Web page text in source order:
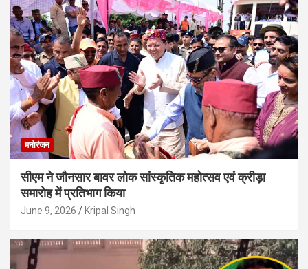
मनोरंजन
सीएम ने जौनसार बावर लोक सांस्कृतिक महोत्सव एवं क्रीड़ा
समारोह में प्रतिभाग किया
June 9, 2026 Kripal Singh